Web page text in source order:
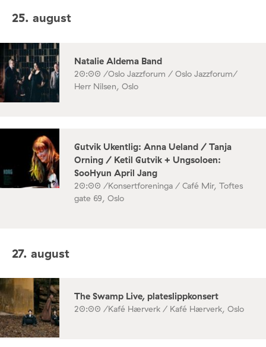
25. august
Natalie Aldema Band
20:00 /Oslo Jazzforum / Oslo Jazzforum/
Herr Nilsen, Oslo
Gutvik Ukentlig: Anna Ueland / Tanja
Orning / Ketil Gutvik + Ungsoloen:
SooHyun April Jang
20:00 /Konsertforeninga / Café Mir, Toftes
gate 69, Oslo
27. august
The Swamp Live, plateslippkonsert
20:00 /Kafé Hærverk / Kafé Hærverk, Oslo